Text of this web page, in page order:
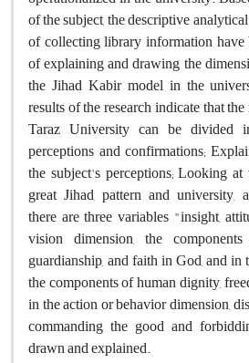
of the subject, the descriptive
of collecting library information
of explaining and drawing the
the Jihad Kabir model in the
results of the research indicate that
Taraz University can be divided
perceptions and confirmations;
the subject's perceptions; Looking
great Jihad, pattern and university,
there are three variables "insight,
vision dimension, the
guardianship, and faith in God, and in
the components of human dignity,
in the action or behavior dimension,
commanding the good and
drawn and explained.